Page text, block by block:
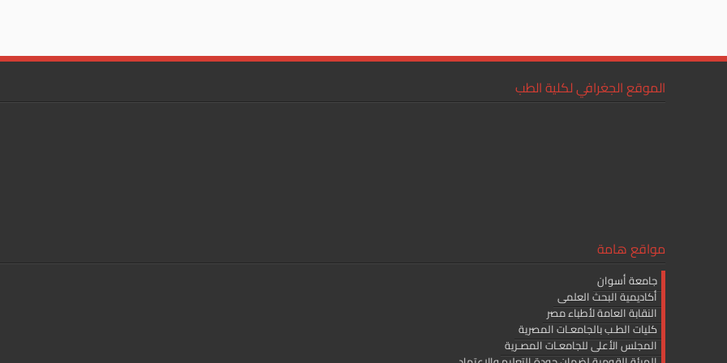
الموقع الجغرافي لكلية الطب
مواقع هامة
جامعة أسوان
أكاديمية البحث العلمى
النقابة العامة لأطباء مصر
كليات الطـب بالجامعـات المصرية
المجلس الأعلى للجامعـات المصـرية